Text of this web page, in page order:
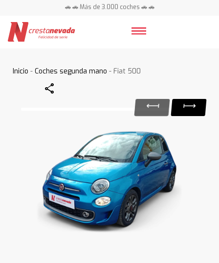
🚗 🚗 Más de 3.000 coches 🚗 🚗
Inicio -Coches segunda mano - Fiat 500
Share